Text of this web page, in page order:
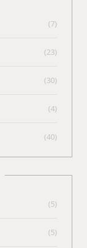
(7)
(23)
(30)
(4)
(40)
(5)
(5)